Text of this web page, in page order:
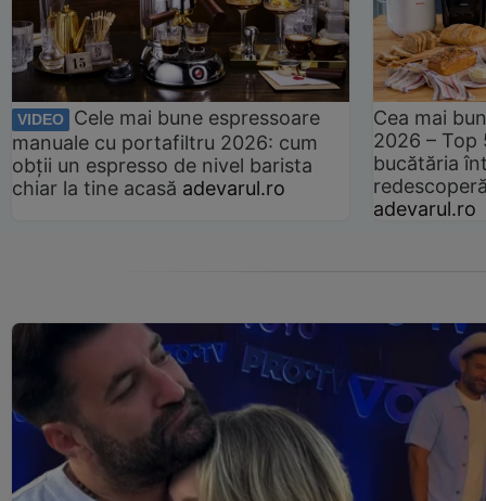
VIDEO
Cele mai bune espressoare
manuale cu portafiltru 2026: cum
obții un espresso de nivel barista
chiar la tine acasă adevarul.ro
Cea mai
2026 –
bucătăria
adevarul.ro